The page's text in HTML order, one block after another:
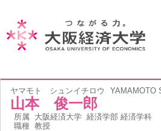
ヤマモト シュンイチロウ YAMAMOTO
山本 俊一郎
所属 大阪経済大学 経済学部 経済学科
職種 教授